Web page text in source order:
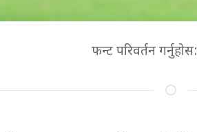
फन्ट परिवर्तन गर्नुहोस: